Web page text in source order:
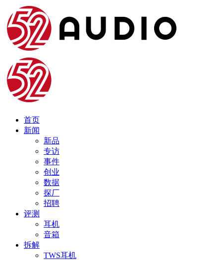
首页
新闻
新品
专访
事件
创业
数据
探厂
招聘
评测
耳机
音箱
拆解
TWS耳机